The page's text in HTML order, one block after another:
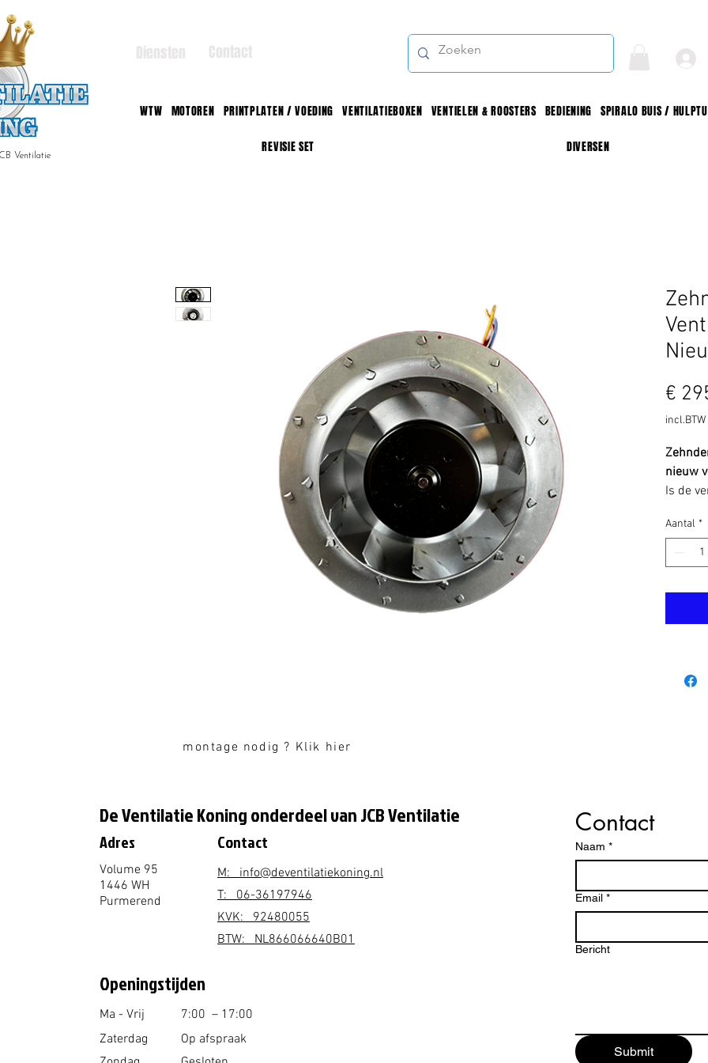
Diensten Contact
WTW MOTOREN PRINTPLATEN / VOEDING VENTILATIEBOXEN VENTIELEN & ROOSTERS BEDIENING SPIRALO BUIS /
REVISIE SET DIVERSEN
Ventilatie
€
incl.BTW
nieuw
Is de
nieuwe
90
Deze
voor
Nieuw
✔️
Group
Aantal *
montage nodig ? Klik hier
De Ventilatie Koning onderdeel van JCB Ventilatie
Adres Contact
Volume 95
1446 WH
Purmerend
M: info@deventilatiekoning.nl
T: 06-36197946
KVK: 92480055
BTW: NL866066640B01
Openingstijden
Ma - Vrij 7:00 – 17:00
Zaterdag
Op afspraak
Contact
Naam *
Email *
Bericht
Submit